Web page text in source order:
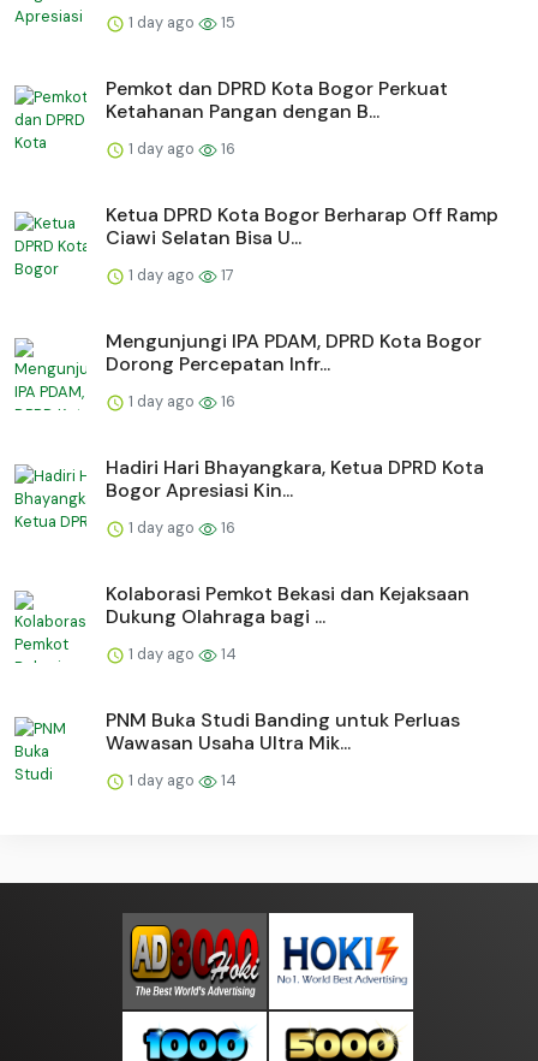
1 day ago 15
Pemkot dan DPRD Kota Bogor Perkuat
Ketahanan Pangan dengan B...
1 day ago 16
Ketua DPRD Kota Bogor Berharap Off Ramp
Ciawi Selatan Bisa U...
1 day ago 17
Mengunjungi IPA PDAM, DPRD Kota Bogor
Dorong Percepatan Infr...
1 day ago 16
Hadiri Hari Bhayangkara, Ketua DPRD Kota
Bogor Apresiasi Kin...
1 day ago 16
Kolaborasi Pemkot Bekasi dan Kejaksaan
Dukung Olahraga bagi ...
1 day ago 14
PNM Buka Studi Banding untuk Perluas
Wawasan Usaha Ultra Mik...
1 day ago 14